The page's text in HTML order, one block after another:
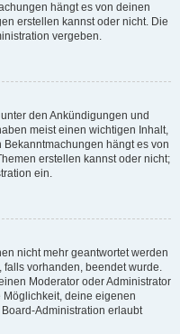
hängt es von deinen
erstellen kannst oder nicht. Die
vergeben.
den Ankündigungen und
meist einen wichtigen Inhalt,
hängt es von
erstellen kannst oder nicht;
ein.
nicht mehr geantwortet werden
vorhanden, beendet wurde.
Moderator oder Administrator
deine eigenen
Administration erlaubt